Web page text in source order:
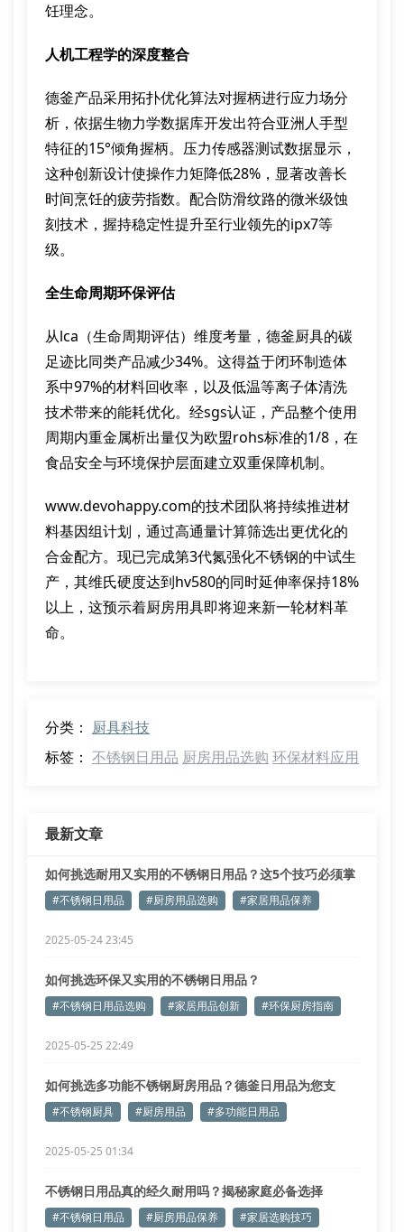
饪理念。
人机工程学的深度整合
德釜产品采用拓扑优化算法对握柄进行应力场分
析，依据生物力学数据库开发出符合亚洲人手型
特征的15°倾角握柄。压力传感器测试数据显示，
这种创新设计使操作力矩降低28%，显著改善长
时间烹饪的疲劳指数。配合防滑纹路的微米级蚀
刻技术，握持稳定性提升至行业领先的ipx7等
级。
全生命周期环保评估
从lca（生命周期评估）维度考量，德釜厨具的碳
足迹比同类产品减少34%。这得益于闭环制造体
系中97%的材料回收率，以及低温等离子体清洗
技术带来的能耗优化。经sgs认证，产品整个使用
周期内重金属析出量仅为欧盟rohs标准的1/8，在
食品安全与环境保护层面建立双重保障机制。
www.devohappy.com的技术团队将持续推进材
料基因组计划，通过高通量计算筛选出更优化的
合金配方。现已完成第3代氮强化不锈钢的中试生
产，其维氏硬度达到hv580的同时延伸率保持18%
以上，这预示着厨房用具即将迎来新一轮材料革
命。
分类： 厨具科技
标签： 不锈钢日用品 厨房用品选购 环保材料应用
最新文章
如何挑选耐用又实用的不锈钢日用品？这5个技巧必须掌
握！
#不锈钢日用品 #厨房用品选购 #家居用品保养
2025-05-24 23:45
如何挑选环保又实用的不锈钢日用品？
#不锈钢日用品选购 #家居用品创新 #环保厨房指南
2025-05-25 22:49
如何挑选多功能不锈钢厨房用品？德釜日用品为您支
招！
#不锈钢厨具 #厨房用品 #多功能日用品
2025-05-25 01:34
不锈钢日用品真的经久耐用吗？揭秘家庭必备选择
#不锈钢日用品 #厨房用品保养 #家居选购技巧